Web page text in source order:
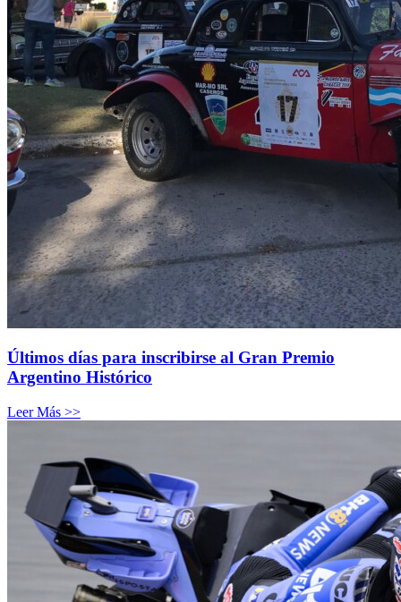
Últimos días para inscribirse al Gran Premio
Argentino Histórico
Leer Más >>